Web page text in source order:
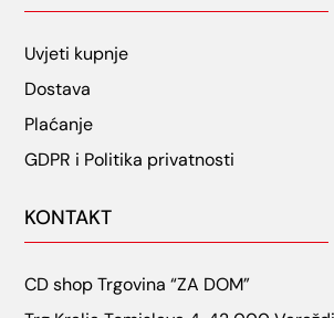
Uvjeti kupnje
Dostava
Plaćanje
GDPR i Politika privatnosti
KONTAKT
CD shop Trgovina “ZA DOM”